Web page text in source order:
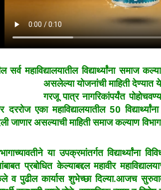
सर्व महाविद्यालयातील विद्यार्थ्यांना समाज
असलेल्या योजनांची माहिती देण्यात
गरजू पात्र नागरिकांपर्यंत
एका महाविद्यालयातील 50
जाणार असल्याची माहिती समाज कल्याण
या उपक्रमांतर्गत विद्यार्थ्यांना
प्रबोधित केल्याबद्दल महावीर
व पुढील कार्यास शुभेच्छा दिल्या.आजच